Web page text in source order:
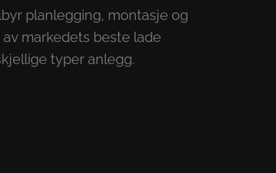
planlegging, montasje og
markedets beste lade
typer anlegg.